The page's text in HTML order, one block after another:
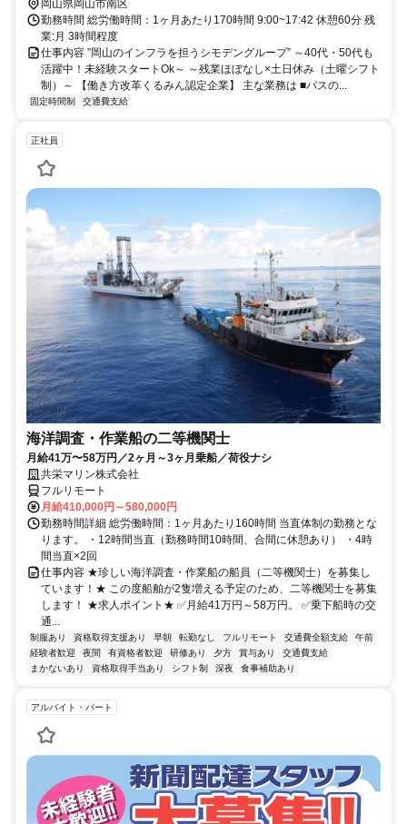
岡山県岡山市南区
勤務時間 総労働時間：1ヶ月あたり170時間 9:00~17:42 休憩60分 残
業:月 3時間程度
仕事内容 ”岡山のインフラを担うシモデングループ” ～40代・50代も
活躍中！未経験スタートOk～ ～残業ほぼなし×土日休み（土曜シフト
制）～ 【働き方改革くるみん認定企業】 主な業務は ■バスの...
固定時間制 交通費支給
正社員
海洋調査・作業船の二等機関士
月給41万〜58万円／2ヶ月～3ヶ月乗船／荷役ナシ
共栄マリン株式会社
フルリモート
月給410,000円～580,000円
勤務時間詳細 総労働時間：1ヶ月あたり160時間 当直体制の勤務とな
ります。 ・12時間当直（勤務時間10時間、合間に休憩あり） ・4時
間当直×2回
仕事内容 ★珍しい海洋調査・作業船の船員（二等機関士）を募集し
ています！★ この度船舶が2隻増える予定のため、二等機関士を募集
します！ ★求人ポイント★ ✅月給41万円～58万円。 ✅乗下船時の交
通...
制服あり 資格取得支援あり 早朝 転勤なし フルリモート 交通費全額支給
午前
経験者歓迎
夜間 有資格者歓迎 研修あり 夕方 賞与あり
交通費支給
まかないあり
資格取得手当あり シフト制 深夜 食事補助あり
アルバイト・パート